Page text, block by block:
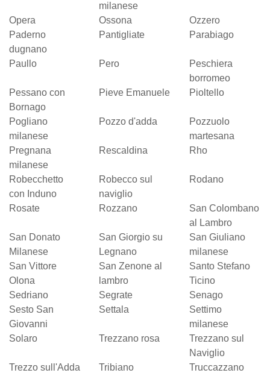
milanese
Opera Ossona
Ozzero
Paderno
dugnano
Pantigliate Parabiago
Paullo Pero
Peschiera
borromeo
Pessano con
Bornago
Pieve Emanuele Pioltello
Pogliano
milanese
Pozzo d'adda
Pozzuolo
martesana
Pregnana
milanese
Rescaldina Rho
Robecchetto
con Induno
Robecco sul
naviglio
Rodano
Rosate Rozzano
San Colombano
al Lambro
San Donato
Milanese
San Giorgio su
Legnano
San Giuliano
milanese
San Vittore
Olona
San Zenone al
lambro
Santo Stefano
Ticino
Sedriano
Segrate
Senago
Sesto San
Giovanni
Settala
Settimo
milanese
Solaro
Trezzano rosa
Trezzano sul
Naviglio
Trezzo sull'Adda
Tribiano
Truccazzano